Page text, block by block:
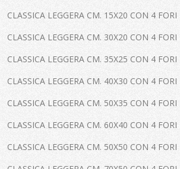
CLASSICA LEGGERA CM. 15X20 CON 4 FORI
CLASSICA LEGGERA CM. 30X20 CON 4 FORI
CLASSICA LEGGERA CM. 35X25 CON 4 FORI
CLASSICA LEGGERA CM. 40X30 CON 4 FORI
CLASSICA LEGGERA CM. 50X35 CON 4 FORI
CLASSICA LEGGERA CM. 60X40 CON 4 FORI
CLASSICA LEGGERA CM. 50X50 CON 4 FORI